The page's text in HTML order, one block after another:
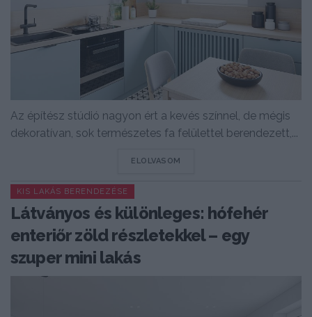
Az építész stúdió nagyon ért a kevés színnel, de mégis
dekoratívan, sok természetes fa felülettel berendezett,...
ELOLVASOM
KIS LAKÁS BERENDEZÉSE
Látványos és különleges: hófehér
enteriőr zöld részletekkel – egy
szuper mini lakás